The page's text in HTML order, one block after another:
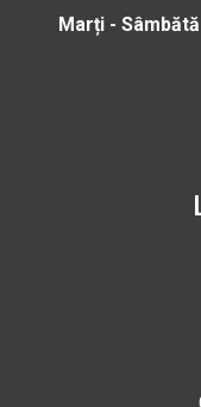
Marți -